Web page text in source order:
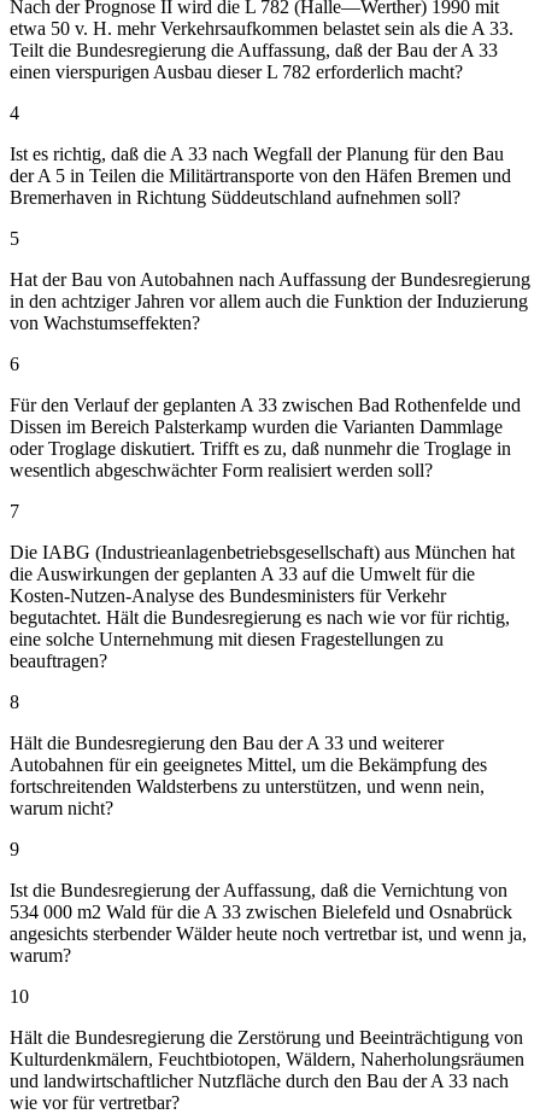
Nach der Prognose II wird die L 782 (Halle—Werther) 1990 mit
etwa 50 v. H. mehr Verkehrsaufkommen belastet sein als die A 33.
Teilt die Bundesregierung die Auffassung, daß der Bau der A 33
einen vierspurigen Ausbau dieser L 782 erforderlich macht?
4
Ist es richtig, daß die A 33 nach Wegfall der Planung für den Bau
der A 5 in Teilen die Militärtransporte von den Häfen Bremen und
Bremerhaven in Richtung Süddeutschland aufnehmen soll?
5
Hat der Bau von Autobahnen nach Auffassung der Bundesregierung
in den achtziger Jahren vor allem auch die Funktion der Induzierung
von Wachstumseffekten?
6
Für den Verlauf der geplanten A 33 zwischen Bad Rothenfelde und
Dissen im Bereich Palsterkamp wurden die Varianten Dammlage
oder Troglage diskutiert. Trifft es zu, daß nunmehr die Troglage in
wesentlich abgeschwächter Form realisiert werden soll?
7
Die IABG (Industrieanlagenbetriebsgesellschaft) aus München hat
die Auswirkungen der geplanten A 33 auf die Umwelt für die
Kosten-Nutzen-Analyse des Bundesministers für Verkehr
begutachtet. Hält die Bundesregierung es nach wie vor für richtig,
eine solche Unternehmung mit diesen Fragestellungen zu
beauftragen?
8
Hält die Bundesregierung den Bau der A 33 und weiterer
Autobahnen für ein geeignetes Mittel, um die Bekämpfung des
fortschreitenden Waldsterbens zu unterstützen, und wenn nein,
warum nicht?
9
Ist die Bundesregierung der Auffassung, daß die Vernichtung von
534 000 m2 Wald für die A 33 zwischen Bielefeld und Osnabrück
angesichts sterbender Wälder heute noch vertretbar ist, und wenn ja,
warum?
10
Hält die Bundesregierung die Zerstörung und Beeinträchtigung von
Kulturdenkmälern, Feuchtbiotopen, Wäldern, Naherholungsräumen
und landwirtschaftlicher Nutzfläche durch den Bau der A 33 nach
wie vor für vertretbar?